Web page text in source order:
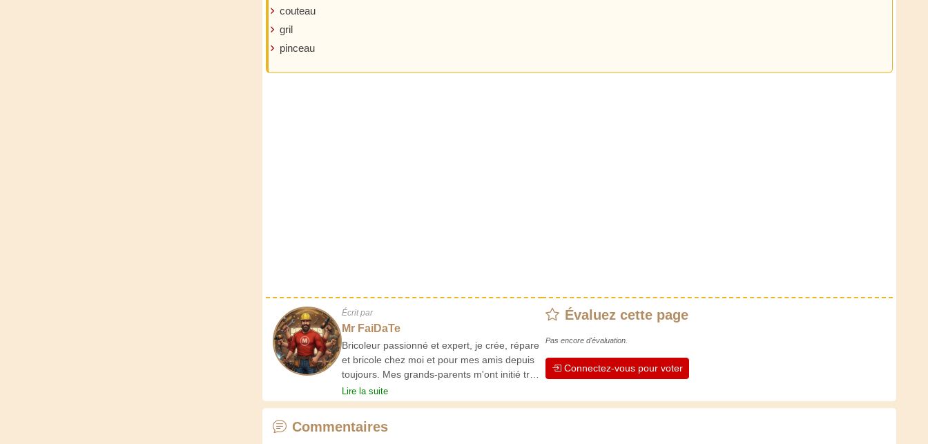
couteau
gril
pinceau
Écrit par
Mr FaiDaTe
Bricoleur passionné et expert, je crée, répare
et bricole chez moi et pour mes amis depuis
toujours. Mes grands-parents m'ont initié très
jeune, et depuis, j'ai acquis une riche
expérience. L'expérience est essentielle ! Elle
apprécier le dévouement des artisans
Lire la suite
Évaluez cette page
Pas encore d'évaluation.
Connectez-vous pour voter
Commentaires